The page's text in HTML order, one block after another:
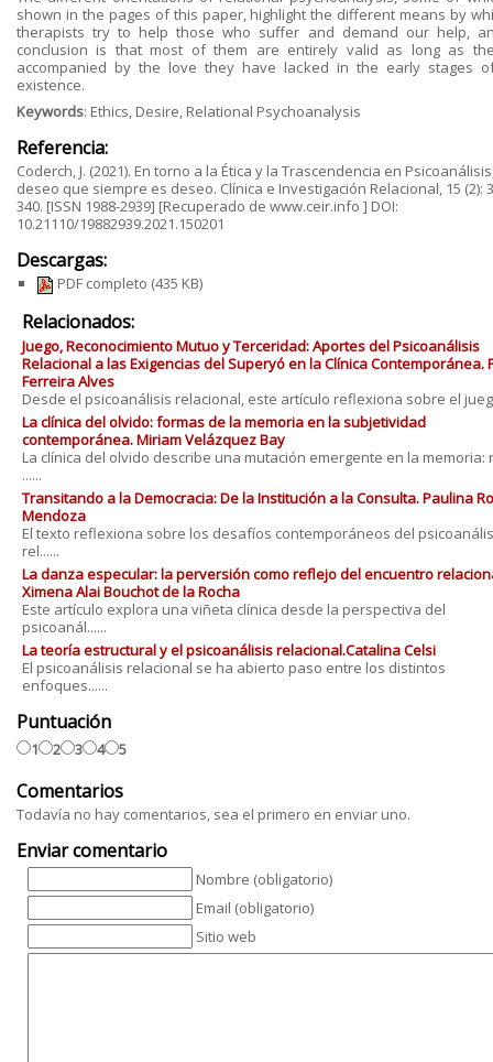
shown in the pages of this paper, highlight the different means by
therapists try to help those who suffer and demand our help,
conclusion is that most of them are entirely valid as long as
accompanied by the love they have lacked in the early stages
existence.
Keywords: Ethics, Desire, Relational Psychoanalysis
Referencia:
Coderch, J. (2021). En torno a la Ética y la Trascendencia en
deseo que siempre es deseo. Clínica e Investigación Relacional, 15 (2):
340. [ISSN 1988-2939] [Recuperado de www.ceir.info ] DOI:
10.21110/19882939.2021.150201
Descargas:
PDF completo (435 KB)
Relacionados:
Juego, Reconocimiento Mutuo y Terceridad: Aportes del Psicoanálisis
Relacional a las Exigencias del Superyó en la Clínica Contemporánea.
Ferreira Alves
Desde el psicoanálisis relacional, este artículo reflexiona sobre el
La clínica del olvido: formas de la memoria en la subjetividad
contemporánea. Miriam Velázquez Bay
La clínica del olvido describe una mutación emergente en la memoria:
......
Transitando a la Democracia: De la Institución a la Consulta. Paulina
Mendoza
El texto reflexiona sobre los desafíos contemporáneos del
rel......
La danza especular: la perversión como reflejo del encuentro
Ximena Alai Bouchot de la Rocha
Este artículo explora una viñeta clínica desde la perspectiva del
psicoanál......
La teoría estructural y el psicoanálisis relacional.Catalina Celsi
El psicoanálisis relacional se ha abierto paso entre los distintos
enfoques......
Puntuación
1 2 3 4 5
Comentarios
Todavía no hay comentarios, sea el primero en enviar uno.
Enviar comentario
Nombre (obligatorio)
Email (obligatorio)
Sitio web